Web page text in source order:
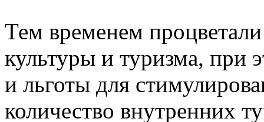
Тем временем
культуры и туризма, при
и льготы для
количество внутренних